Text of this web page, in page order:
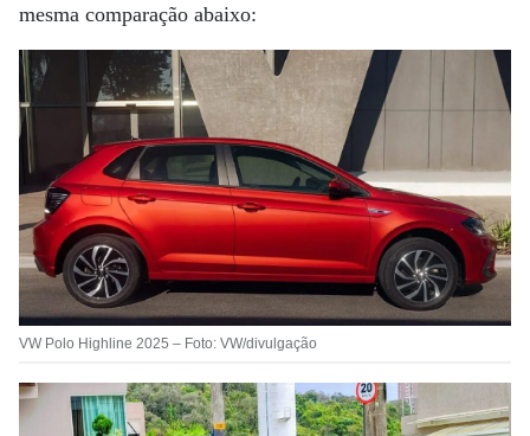
mesma comparação abaixo:
VW Polo Highline 2025 – Foto: VW/divulgação